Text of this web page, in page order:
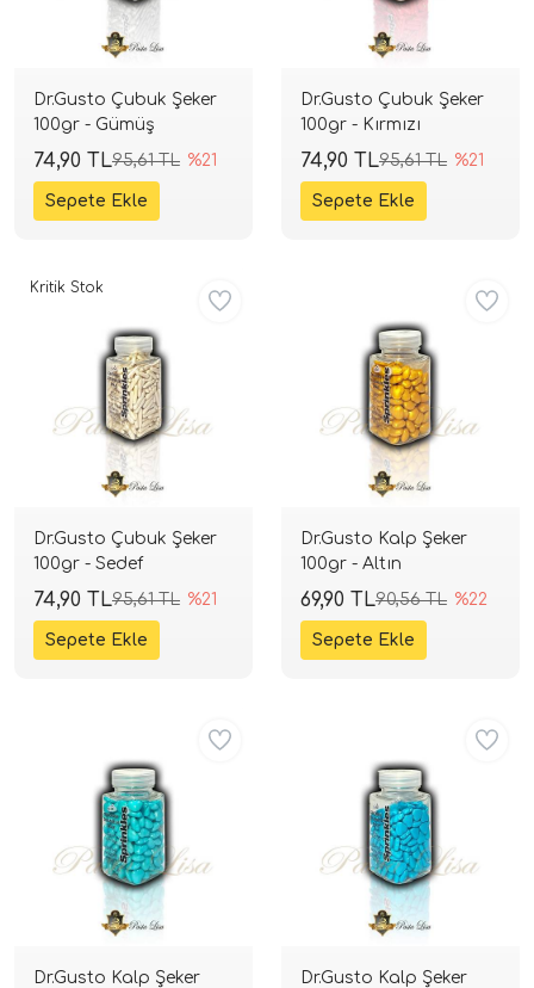
Dr.Gusto Çubuk Şeker
100gr - Gümüş
95,61 TL %21
74,90 TL
Dr.Gusto Çubuk Şeker
100gr - Kırmızı
95,61 TL %21
74,90 TL
Dr.Gusto Çubuk Şeker
100gr - Sedef
95,61 TL %21
74,90 TL
Kritik Stok
Dr.Gusto Kalp Şeker
100gr - Altın
90,56 TL %22
69,90 TL
Dr.Gusto Kalp Şeker
Dr.Gusto Kalp Şeker